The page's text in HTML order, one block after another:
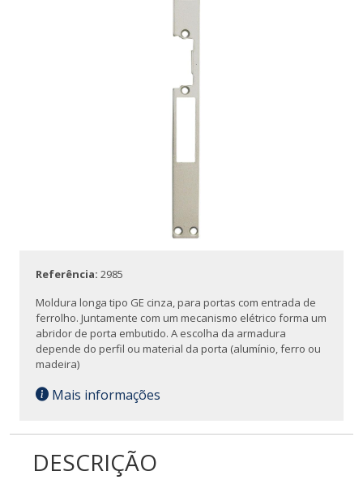
Referência: 2985
Moldura longa tipo GE cinza, para portas com entrada de
ferrolho. Juntamente com um mecanismo elétrico forma um
abridor de porta embutido. A escolha da armadura
depende do perfil ou material da porta (alumínio, ferro ou
madeira)
Mais informações
DESCRIÇÃO